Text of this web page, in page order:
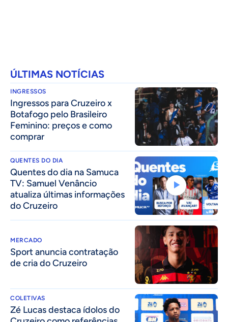
ÚLTIMAS NOTÍCIAS
INGRESSOS
Ingressos para Cruzeiro x
Botafogo pelo Brasileiro
Feminino: preços e como
comprar
QUENTES DO DIA
Quentes do dia na Samuca
TV: Samuel Venâncio
atualiza últimas informações
do Cruzeiro
MERCADO
Sport anuncia contratação
de cria do Cruzeiro
COLETIVAS
Zé Lucas destaca ídolos do